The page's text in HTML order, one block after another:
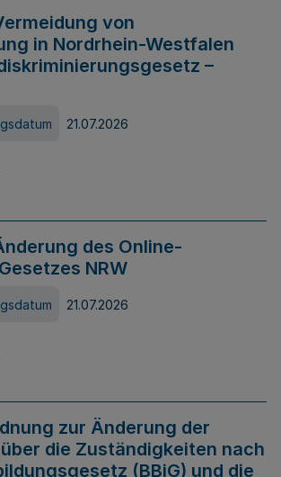
von
in Nordrhein-Westfalen
–
21.07.2026
des Online-
NRW
21.07.2026
zur Änderung der
die Zuständigkeiten nach
(BBiG) und die